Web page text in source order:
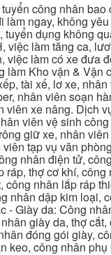
công nhân bao
làm ngay, không
tuyển dụng không
việc làm tăng ca,
việc làm có xe đưa
làm Kho vận & Vận
tài xế, lơ xe,
nhân viên soạn
viên xe nâng. Dịch
viên vệ sinh
giữ xe, nhân
tạp vụ văn
nhân điện tử,
ráp, thợ cơ khí, công
công nhân lắp ráp
nhân dập kim loại,
- Giày da: Công
giày da, thợ
đóng gói giày,
keo, công nhân